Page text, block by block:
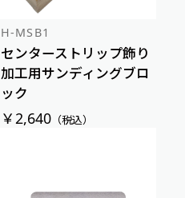
H-MSB1
センターストリップ飾り
加工用サンディングブロ
ック
￥2,640 （税込）